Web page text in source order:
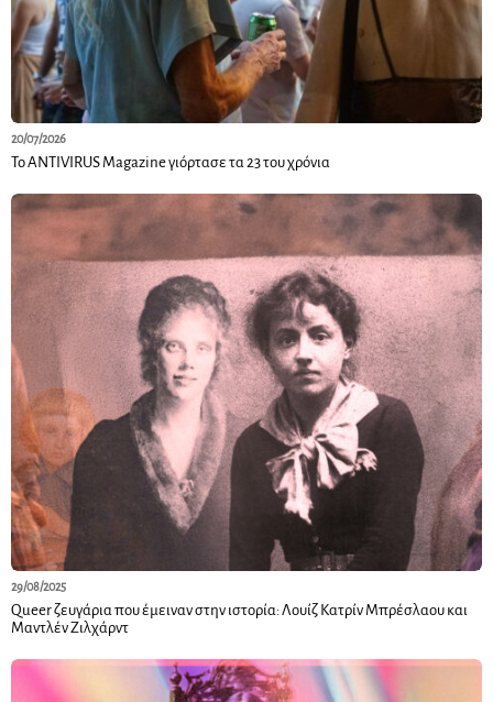
20/07/2026
Το ANTIVIRUS Magazine γιόρτασε τα 23 του χρόνια
29/08/2025
Queer ζευγάρια που έμειναν στην ιστορία: Λουίζ Κατρίν Μπρέσλαου και
Μαντλέν Ζιλχάρντ